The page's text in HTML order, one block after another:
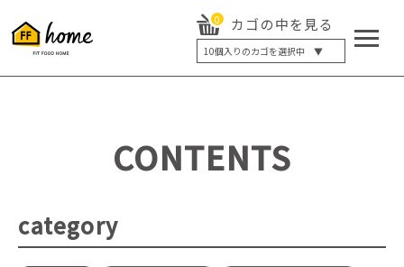
0 カゴの中を見る
10個入りのカゴを選択中 ▼
5個入り
20個入り
最大12%OFF
CONTENTS
category